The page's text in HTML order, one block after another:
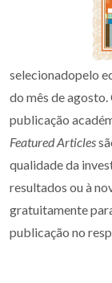
selecionadopelo
do mês de agosto.
publicação
Featured Articles
qualidade da
resultados ou à
gratuitamente
publicação no